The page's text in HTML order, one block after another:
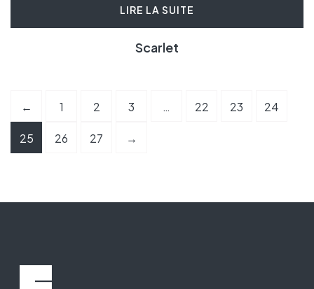
LIRE LA SUITE
Scarlet
← 1 2 3 … 22 23 24
25 26 27 →